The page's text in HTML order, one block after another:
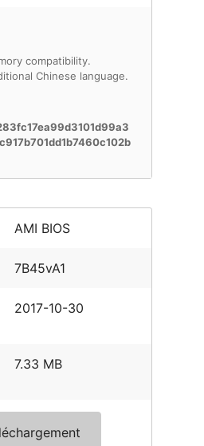
compatibility.
Chinese language.
AMI BIOS
7B45vA1
2017-10-30
7.33 MB